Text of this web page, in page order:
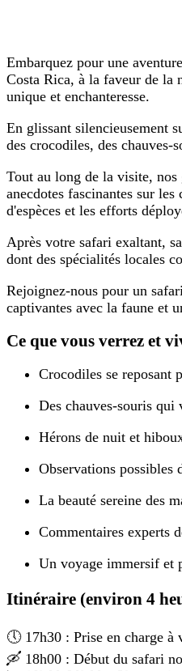
Embarquez pour une
Costa Rica, à la faveur de la
unique et enchanteresse.
En glissant silencieusement
des crocodiles, des
Tout au long de la visite, nos
anecdotes fascinantes sur
d'espèces et les efforts
Après votre safari exaltant,
dont des spécialités locales
Rejoignez-nous pour un
captivantes avec la faune et
Ce que vous verrez et
Crocodiles se reposant
Des chauves-souris qui
Hérons de nuit et
Observations possibles
La beauté sereine des
Commentaires experts
Un voyage immersif et
Itinéraire (environ 4
🕔 17h30 : Prise en charge à
🛶 18h00 : Début du safari